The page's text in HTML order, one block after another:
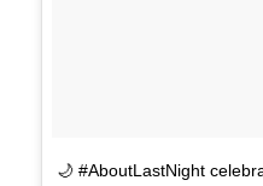
🌙 #AboutLastNight